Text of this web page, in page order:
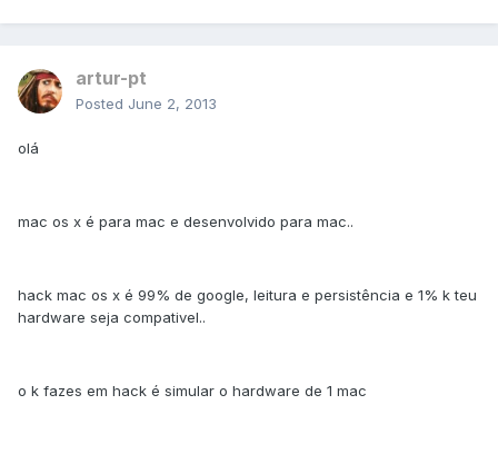
artur-pt
Posted June 2, 2013
olá
mac os x é para mac e desenvolvido para mac..
hack mac os x é 99% de google, leitura e persistência e 1% k teu
hardware seja compativel..
o k fazes em hack é simular o hardware de 1 mac